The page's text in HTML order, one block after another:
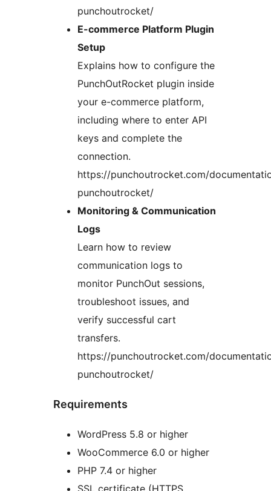
punchoutrocket/
E-commerce Platform Plugin
Setup
Explains how to configure the
PunchOutRocket plugin inside
your e-commerce platform,
including where to enter API
keys and complete the
connection.
https://punchoutrocket.com/
punchoutrocket/
Monitoring & Communication
Logs
Learn how to review
communication logs to
monitor PunchOut sessions,
troubleshoot issues, and
verify successful cart
transfers.
https://punchoutrocket.com/
punchoutrocket/
Requirements
WordPress 5.8 or higher
WooCommerce 6.0 or higher
PHP 7.4 or higher